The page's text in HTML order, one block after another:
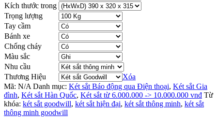
Kích thước trong
Trọng lượng
Tay cầm
Bánh xe
Chống cháy
Màu sắc
Nhu cầu
Thương Hiệu
Xóa
Mã: N/A Danh mục: Két sắt Báo động qua Điện thoại, Két sắt Gia
đình, Két sắt Hàn Quốc, Két sắt từ 6.000.000 -> 10.000.000 vnđ Từ
khóa: két sắt goodwill, két sắt hiện đại, két sắt thông minh, két sắt
thông minh goodwill